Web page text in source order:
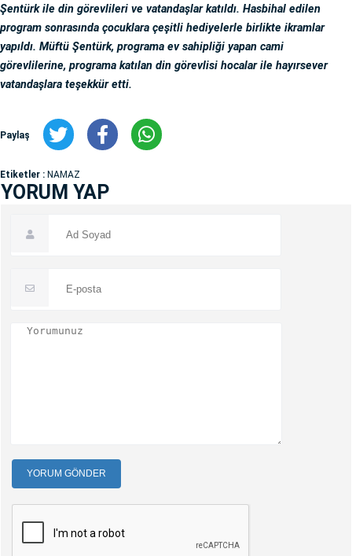
Şentürk ile din görevlileri ve vatandaşlar katıldı. Hasbihal edilen
program sonrasında çocuklara çeşitli hediyelerle birlikte ikramlar
yapıldı. Müftü Şentürk, programa ev sahipliği yapan cami
görevlilerine, programa katılan din görevlisi hocalar ile hayırsever
vatandaşlara teşekkür etti.
Paylaş
Etiketler : NAMAZ
YORUM YAP
YORUM GÖNDER